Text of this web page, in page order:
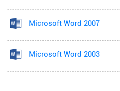
Microsoft Word 2007
Microsoft Word 2003